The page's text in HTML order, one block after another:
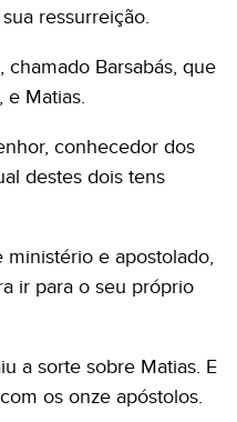
ressurreição.
chamado Barsabás, que
e Matias.
conhecedor dos
destes dois tens
e apostolado,
ir para o seu próprio
a sorte sobre Matias. E
os onze apóstolos.